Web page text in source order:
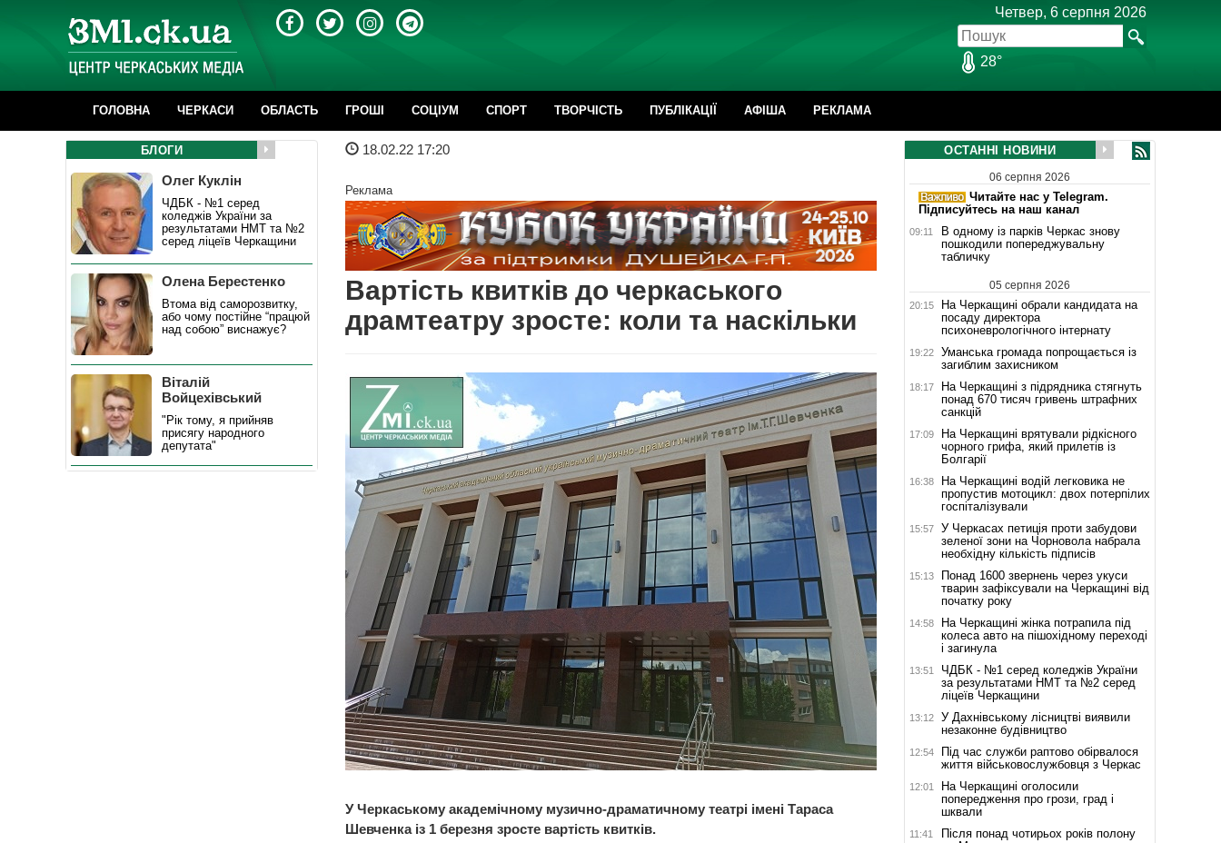
Четвер, 6 серпня 2026
28°
ГОЛОВНА ЧЕРКАСИ ОБЛАСТЬ ГРОШІ CОЦІУМ СПОРТ ТВОРЧІСТЬ ПУБЛІКАЦІЇ АФІША РЕКЛАМА
18.02.22 17:20
Реклама
Вартість квитків до черкаського
драмтеатру зросте: коли та наскільки
У Черкаському академічному музично-драматичному театрі імені Тараса
Шевченка із 1 березня зросте вартість квитків.
БЛОГИ
Олег Куклін
ЧДБК - №1 серед
коледжів України за
результатами НМТ та №2
серед ліцеїв Черкащини
Олена Берестенко
Втома від саморозвитку,
або чому постійне “працюй
над собою” виснажує?
Віталій
Войцехівський
"Рік тому, я прийняв
присягу народного
депутата"
ОСТАННІ НОВИНИ
06 серпня 2026
Читайте нас у Telegram.
Підписуйтесь на наш канал
09:11
В одному із парків Черкас знову
пошкодили попереджувальну
табличку
05 серпня 2026
20:15
На Черкащині обрали кандидата на
посаду директора
психоневрологічного інтернату
19:22
Уманська громада попрощається із
загиблим захисником
18:17
На Черкащині з підрядника стягнуть
понад 670 тисяч гривень штрафних
санкцій
17:09
На Черкащині врятували рідкісного
чорного грифа, який прилетів із
Болгарії
16:38
На Черкащині водій легковика не
пропустив мотоцикл: двох потерпілих
госпіталізували
15:57
У Черкасах петиція проти забудови
зеленої зони на Чорновола набрала
необхідну кількість підписів
15:13
Понад 1600 звернень через укуси
тварин зафіксували на Черкащині від
початку року
14:58
На Черкащині жінка потрапила під
колеса авто на пішохідному переході
і загинула
13:51
ЧДБК - №1 серед коледжів України
за результатами НМТ та №2 серед
ліцеїв Черкащини
13:12
У Дахнівському лісництві виявили
незаконне будівництво
12:54
Під час служби раптово обірвалося
життя військовослужбовця з Черкас
12:01
На Черкащині оголосили
попередження про грози, град і
шквали
11:41
Після понад чотирьох років полону